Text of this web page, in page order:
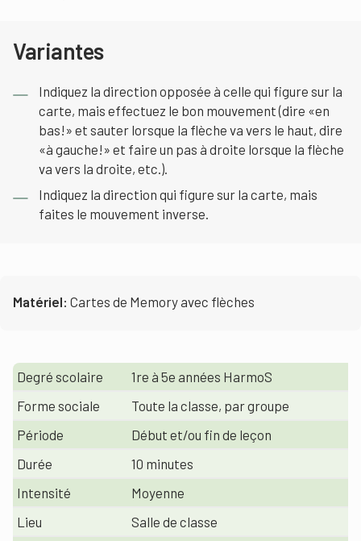
Variantes
Indiquez la direction opposée à celle qui figure sur la
carte, mais effectuez le bon mouvement (dire «en
bas!» et sauter lorsque la flèche va vers le haut, dire
«à gauche!» et faire un pas à droite lorsque la flèche
va vers la droite, etc.).
Indiquez la direction qui figure sur la carte, mais
faites le mouvement inverse.
Matériel: Cartes de Memory avec flèches
Degré scolaire
1re à 5e années HarmoS
Forme sociale
Toute la classe, par groupe
Période
Début et/ou fin de leçon
Durée
10 minutes
Intensité
Moyenne
Lieu
Salle de classe